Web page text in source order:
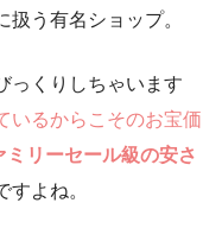
う有名ショップ。
っくりしちゃいます
いるからこそのお宝価
ミリーセール級の安さ
すよね。